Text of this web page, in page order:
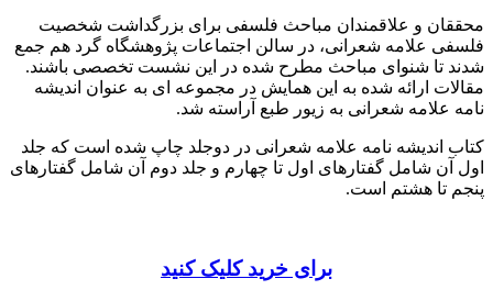
محققان و علاقمندان مباحث فلسفی برای بزرگداشت شخصیت
فلسفی علامه شعرانی، در سالن اجتماعات پژوهشگاه گرد هم جمع
شدند تا شنوای مباحث مطرح شده در این نشست تخصصی باشند.
مقالات ارائه شده به این همایش در مجموعه ای به عنوان اندیشه
نامه علامه شعرانی به زیور طبع آراسته شد.
کتاب اندیشه نامه علامه شعرانی در دوجلد چاپ شده است که جلد
اول آن شامل گفتارهای اول تا چهارم و جلد دوم آن شامل گفتارهای
پنجم تا هشتم است.
برای خرید کلیک کنید